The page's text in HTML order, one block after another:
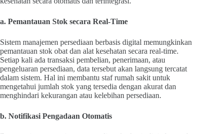
a. Pemantauan Stok secara Real-Time
Sistem manajemen persediaan berbasis digital memungkinkan
pemantauan stok obat dan alat kesehatan secara real-time.
Setiap kali ada transaksi pembelian, penerimaan, atau
pengeluaran persediaan, data tersebut akan langsung tercatat
dalam sistem. Hal ini membantu staf rumah sakit untuk
mengetahui jumlah stok yang tersedia dengan akurat dan
menghindari kekurangan atau kelebihan persediaan.
b. Notifikasi Pengadaan Otomatis